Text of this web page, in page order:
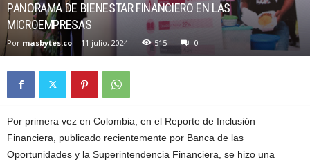
PANORAMA DE BIENESTAR FINANCIERO EN LAS
MICROEMPRESAS
Por masbytes.co - 11 julio, 2024 515 0
Por primera vez en Colombia, en el Reporte de Inclusión
Financiera, publicado recientemente por Banca de las
Oportunidades y la Superintendencia Financiera, se hizo una